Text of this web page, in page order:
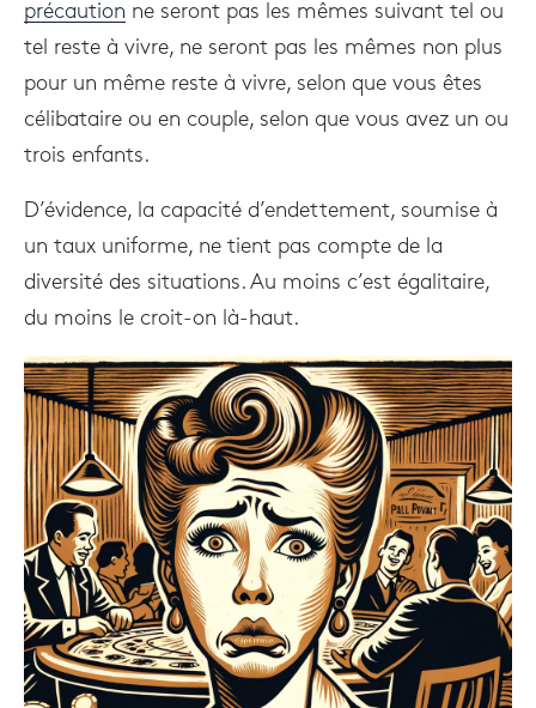
précaution ne seront pas les mêmes suivant tel ou
tel reste à vivre, ne seront pas les mêmes non plus
pour un même reste à vivre, selon que vous êtes
célibataire ou en couple, selon que vous avez un ou
trois enfants.
D’évidence, la capacité d’endettement, soumise à
un taux uniforme, ne tient pas compte de la
diversité des situations. Au moins c’est égalitaire,
du moins le croit-on là-haut.